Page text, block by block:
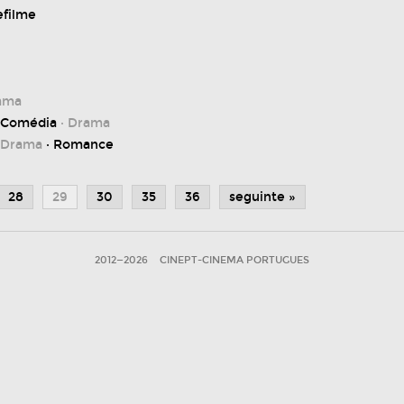
Comédia · Drama
· Romance
28 29 30 35 36 seguinte »
2012—2026 CINEPT-CINEMA PORTUGUES